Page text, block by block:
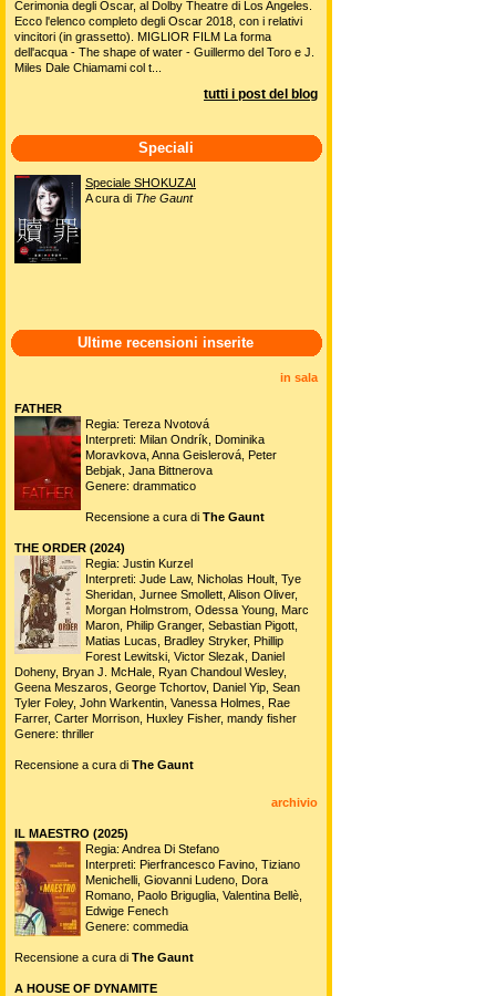
Cerimonia degli Oscar, al Dolby Theatre di Los Angeles.
Ecco l'elenco completo degli Oscar 2018, con i relativi
vincitori (in grassetto). MIGLIOR FILM La forma
dell'acqua - The shape of water - Guillermo del Toro e J.
Miles Dale Chiamami col t...
tutti i post del blog
Speciali
Speciale SHOKUZAI
A cura di The Gaunt
Ultime recensioni inserite
in sala
FATHER
Regia: Tereza Nvotová
Interpreti: Milan Ondrík, Dominika
Moravkova, Anna Geislerová, Peter
Bebjak, Jana Bittnerova
Genere: drammatico
Recensione a cura di The Gaunt
THE ORDER (2024)
Regia: Justin Kurzel
Interpreti: Jude Law, Nicholas Hoult, Tye
Sheridan, Jurnee Smollett, Alison Oliver,
Morgan Holmstrom, Odessa Young, Marc
Maron, Philip Granger, Sebastian Pigott,
Matias Lucas, Bradley Stryker, Phillip
Forest Lewitski, Victor Slezak, Daniel
Doheny, Bryan J. McHale, Ryan Chandoul Wesley,
Geena Meszaros, George Tchortov, Daniel Yip, Sean
Tyler Foley, John Warkentin, Vanessa Holmes, Rae
Farrer, Carter Morrison, Huxley Fisher, mandy fisher
Genere: thriller
Recensione a cura di The Gaunt
archivio
IL MAESTRO (2025)
Regia: Andrea Di Stefano
Interpreti: Pierfrancesco Favino, Tiziano
Menichelli, Giovanni Ludeno, Dora
Romano, Paolo Briguglia, Valentina Bellè,
Edwige Fenech
Genere: commedia
Recensione a cura di The Gaunt
A HOUSE OF DYNAMITE